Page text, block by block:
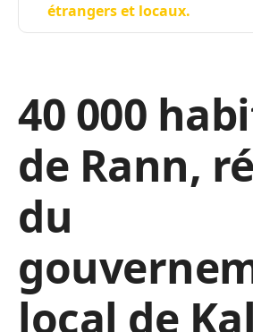
étrangers et locaux.
40 000
de Rann,
du
local de